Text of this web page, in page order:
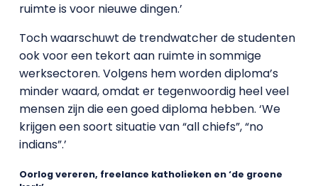
ruimte is voor nieuwe dingen.’
Toch waarschuwt de trendwatcher de studenten
ook voor een tekort aan ruimte in sommige
werksectoren. Volgens hem worden diploma’s
minder waard, omdat er tegenwoordig heel veel
mensen zijn die een goed diploma hebben. ‘We
krijgen een soort situatie van “all chiefs”, “no
indians”.’
Oorlog vereren, freelance katholieken en ‘de groene